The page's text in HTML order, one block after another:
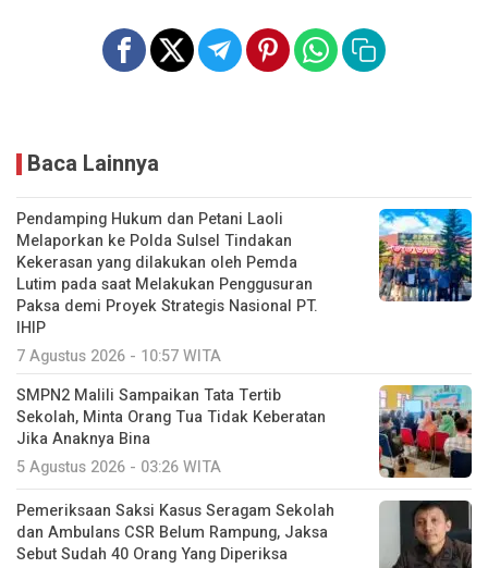
Baca Lainnya
Pendamping Hukum dan Petani Laoli
Melaporkan ke Polda Sulsel Tindakan
Kekerasan yang dilakukan oleh Pemda
Lutim pada saat Melakukan Penggusuran
Paksa demi Proyek Strategis Nasional PT.
IHIP
7 Agustus 2026 - 10:57 WITA
SMPN2 Malili Sampaikan Tata Tertib
Sekolah, Minta Orang Tua Tidak Keberatan
Jika Anaknya Bina
5 Agustus 2026 - 03:26 WITA
Pemeriksaan Saksi Kasus Seragam Sekolah
dan Ambulans CSR Belum Rampung, Jaksa
Sebut Sudah 40 Orang Yang Diperiksa